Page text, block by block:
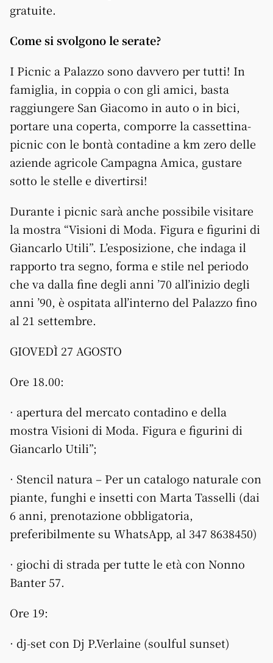
gratuite.
Come si svolgono le serate?
I Picnic a Palazzo sono davvero per tutti! In
famiglia, in coppia o con gli amici, basta
raggiungere San Giacomo in auto o in bici,
portare una coperta, comporre la cassettina-
picnic con le bontà contadine a km zero delle
aziende agricole Campagna Amica, gustare
sotto le stelle e divertirsi!
Durante i picnic sarà anche possibile visitare
la mostra “Visioni di Moda. Figura e figurini di
Giancarlo Utili”. L’esposizione, che indaga il
rapporto tra segno, forma e stile nel periodo
che va dalla fine degli anni ’70 all’inizio degli
anni ’90, è ospitata all’interno del Palazzo fino
al 21 settembre.
GIOVEDÌ 27 AGOSTO
Ore 18.00:
· apertura del mercato contadino e della
mostra Visioni di Moda. Figura e figurini di
Giancarlo Utili”;
· Stencil natura – Per un catalogo naturale con
piante, funghi e insetti con Marta Tasselli (dai
6 anni, prenotazione obbligatoria,
preferibilmente su WhatsApp, al 347 8638450)
· giochi di strada per tutte le età con Nonno
Banter 57.
Ore 19:
· dj-set con Dj P.Verlaine (soulful sunset)